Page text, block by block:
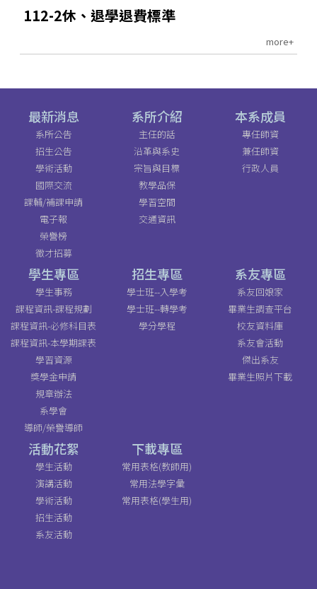
112-2休、退學退費標準
more+
最新消息
系所公告
招生公告
學術活動
國際交流
課輔/補課申請
電子報
榮譽榜
徵才招募
系所介紹
主任的話
沿革與系史
宗旨與目標
教學品保
學習空間
交通資訊
本系成員
專任師資
兼任師資
行政人員
學生專區
學生事務
課程資訊-課程規劃
課程資訊-必修科目表
課程資訊-本學期課表
學習資源
獎學金申請
規章辦法
系學會
導師/榮譽導師
招生專區
學士班--入學考
學士班--轉學考
學分學程
系友專區
系友回娘家
畢業生調查平台
校友資料庫
系友會活動
傑出系友
畢業生照片下載
活動花絮
學生活動
演講活動
學術活動
招生活動
系友活動
下載專區
常用表格(教師用)
常用法學字彙
常用表格(學生用)